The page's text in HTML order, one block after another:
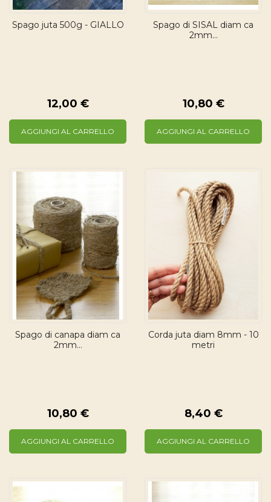
Spago juta 500g - GIALLO
12,00 €
AGGIUNGI AL CARRELLO
Spago di SISAL diam ca
2mm...
10,80 €
AGGIUNGI AL CARRELLO
Spago di canapa diam ca
2mm...
10,80 €
AGGIUNGI AL CARRELLO
Corda juta diam 8mm - 10
metri
8,40 €
AGGIUNGI AL CARRELLO